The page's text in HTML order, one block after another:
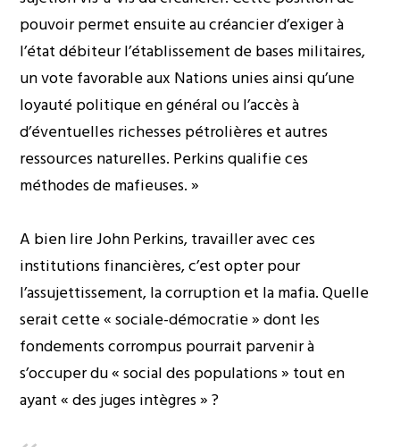
pouvoir permet ensuite au créancier d’exiger à
l’état débiteur l’établissement de bases militaires,
un vote favorable aux Nations unies ainsi qu’une
loyauté politique en général ou l’accès à
d’éventuelles richesses pétrolières et autres
ressources naturelles. Perkins qualifie ces
méthodes de mafieuses. »
A bien lire John Perkins, travailler avec ces
institutions financières, c’est opter pour
l’assujettissement, la corruption et la mafia. Quelle
serait cette « sociale-démocratie » dont les
fondements corrompus pourrait parvenir à
s’occuper du « social des populations » tout en
ayant « des juges intègres » ?